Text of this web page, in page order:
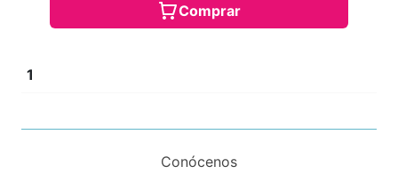
Comprar
1
Conócenos